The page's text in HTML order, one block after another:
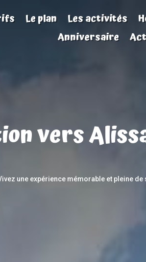
Le plan Les activités
Anniversaire
vers
une expérience mémorable et pleine